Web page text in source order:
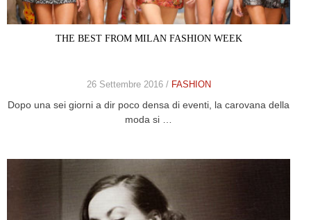
THE BEST FROM MILAN FASHION WEEK
26 Settembre 2016 / FASHION
Dopo una sei giorni a dir poco densa di eventi, la carovana della
moda si …